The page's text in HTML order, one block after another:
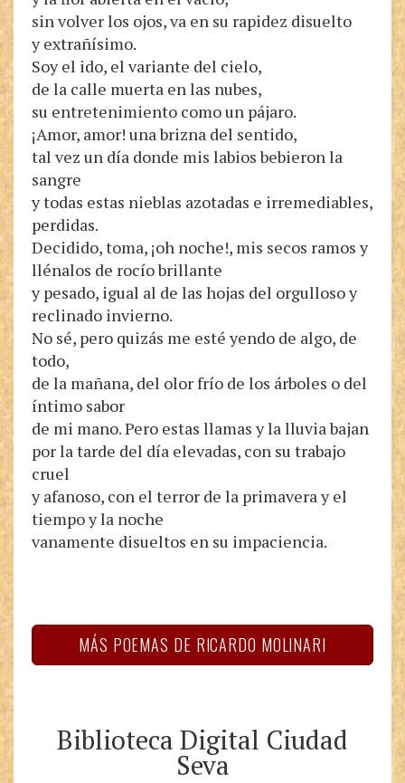
sin volver los ojos, va en su rapidez disuelto
y extrañísimo.
Soy el ido, el variante del cielo,
de la calle muerta en las nubes,
su entretenimiento como un pájaro.
¡Amor, amor! una brizna del sentido,
tal vez un día donde mis labios bebieron la
sangre
y todas estas nieblas azotadas e irremediables,
perdidas.
Decidido, toma, ¡oh noche!, mis secos ramos y
llénalos de rocío brillante
y pesado, igual al de las hojas del orgulloso y
reclinado invierno.
No sé, pero quizás me esté yendo de algo, de
todo,
de la mañana, del olor frío de los árboles o del
íntimo sabor
de mi mano. Pero estas llamas y la lluvia bajan
por la tarde del día elevadas, con su trabajo
cruel
y afanoso, con el terror de la primavera y el
tiempo y la noche
vanamente disueltos en su impaciencia.
MÁS POEMAS DE RICARDO MOLINARI
Biblioteca Digital Ciudad
Seva